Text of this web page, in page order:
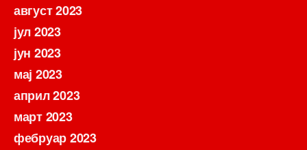
август 2023
јул 2023
јун 2023
мај 2023
април 2023
март 2023
фебруар 2023